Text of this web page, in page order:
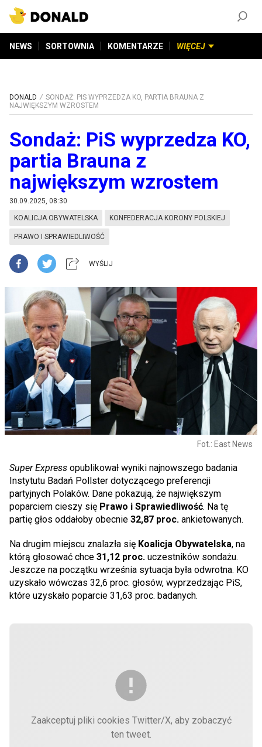
NEWS SORTOWNIA KOMENTARZE WIĘCEJ
DONALD
SONDAŻ: PIS WYPRZEDZA KO, PARTIA BRAUNA Z
NAJWIĘKSZYM WZROSTEM
Sondaż: PiS wyprzedza KO,
partia Brauna z
największym wzrostem
30.09.2025, 08:30
KOALICJA OBYWATELSKA KONFEDERACJA KORONY POLSKIEJ
PRAWO I SPRAWIEDLIWOŚĆ
WYŚLIJ
Fot.: East News
Super Express opublikował wyniki najnowszego badania
Instytutu Badań Pollster dotyczącego preferencji
partyjnych Polaków. Dane pokazują, że największym
poparciem cieszy się Prawo i Sprawiedliwość. Na tę
partię głos oddałoby obecnie 32,87 proc. ankietowanych.
Na drugim miejscu znalazła się Koalicja Obywatelska, na
którą głosować chce 31,12 proc. uczestników sondażu.
Jeszcze na początku września sytuacja była odwrotna. KO
uzyskało wówczas 32,6 proc. głosów, wyprzedzając PiS,
które uzyskało poparcie 31,63 proc. badanych.
Zaakceptuj pliki cookies Twitter/X, aby zobaczyć
ten tweet.